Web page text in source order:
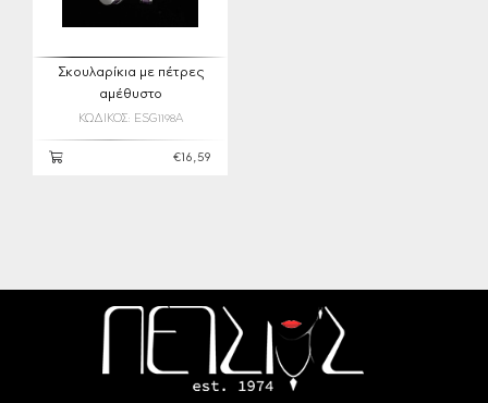
Σκουλαρίκια με πέτρες
αμέθυστο
ΚΩΔΙΚΟΣ: ESG1198A
€16,59